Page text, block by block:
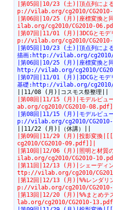
|第05回|10/23 (土)|頂点列によ
p://vilab.org/cg2010/
|第06回|10/25 (月)|座標変換
ilab.org/cg2010/CG2010-
|第07回|11/01 (月)|3DCGとモ
p://vilab.org/cg2010/
|第05回|10/23 (土)|頂点列によ
描画:http://vilab.org/cg2010/
|第06回|10/25 (月)|座標変換と
http://vilab.org/cg2010/
|第07回|11/01 (月)|3DCGとモデ
基礎:http://vilab.org/cg2010/
|第08回|11/15 (月)|モデルビ
ab.org/cg2010/CG2010-
|第08回|11/15 (月)|モデルビュ
p://vilab.org/cg2010/
|第09回|11/29 (月)|投影変
cg2010/CG2010-09.pdf]]|
|第10回|12/06 (月)|照明と材
ilab.org/cg2010/CG2010-
|第11回|12/13 (月)|シェーディ
ttp://vilab.org/cg2010/
|第12回|12/13 (月)|%%レンダ
p://vilab.org/cg2010/
|第13回|12/20 (月)|%%まとめ
lab.org/cg2010/CG2010-